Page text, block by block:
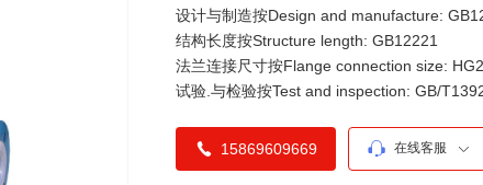
设计与制造按Design and manufacture:
结构长度按Structure length: GB12221
法兰连接尺寸按Flange connection size:
试验.与检验按Test and inspection: GB/
15869609669 在线客服